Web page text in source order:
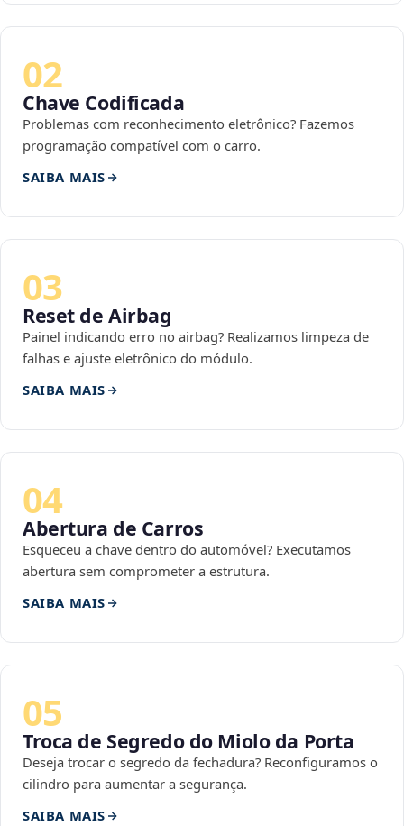
02
Chave Codificada
Problemas com reconhecimento eletrônico? Fazemos
programação compatível com o carro.
SAIBA MAIS
03
Reset de Airbag
Painel indicando erro no airbag? Realizamos limpeza de
falhas e ajuste eletrônico do módulo.
SAIBA MAIS
04
Abertura de Carros
Esqueceu a chave dentro do automóvel? Executamos
abertura sem comprometer a estrutura.
SAIBA MAIS
05
Troca de Segredo do Miolo da Porta
Deseja trocar o segredo da fechadura? Reconfiguramos o
cilindro para aumentar a segurança.
SAIBA MAIS